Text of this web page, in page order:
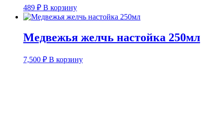
489 ₽ В корзину
Медвежья желчь настойка 250мл
7,500 ₽ В корзину